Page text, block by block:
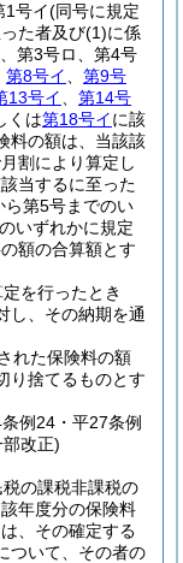
1号イ(同号に規定
た者及び(1)に係
第3号ロ、第4号
第8号イ
第9号
13号イ
第14号
くは第18号イに該
料の額は、当該該
割により算定し
当するに至った
ら第5号までのい
いずれかに規定
額の合算額とす
を行ったとき
し、その納期を通
れた保険料の額
り捨てるものとす
例24・平27条例
改正)
の課税非課税の
年度分の保険料
、その確定する
ついて、その者の